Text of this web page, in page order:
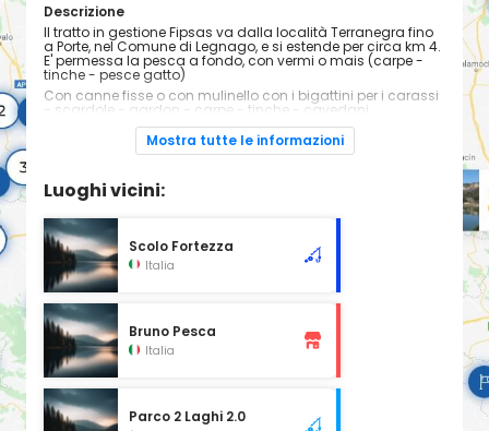
Descrizione
Il tratto in gestione Fipsas va dalla località Terranegra fino
a Porte, nel Comune di Legnago, e si estende per circa km 4.
E' permessa la pesca a fondo, con vermi o mais (carpe -
tinche - pesce gatto)
Con canne fisse o con mulinello con i bigattini per i carassi
- scardole - gardon - carpe - tinche - cavedani.
Come arrivare
Terranegra
Catture possibili
Alborella
Pesce gatto
Anguilla
Carassio
Carpa
Persico sole
Cavedano
Black Bass
Persico reale
Triotto
Rutilo Gardons
Scardola europea
Siluro d' Europa
Tinca
Mostra tutte le informazioni
Luoghi vicini:
Scolo Fortezza
Italia
Bruno Pesca
Italia
Parco 2 Laghi 2.0